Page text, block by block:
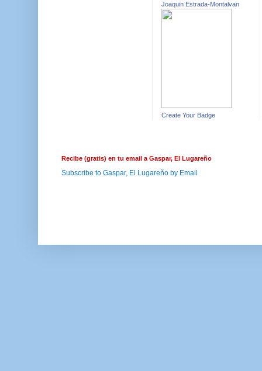
Joaquin Estrada-Montalvan
Create Your Badge
Recibe (gratis) en tu email a Gaspar, El Lugareño
Subscribe to Gaspar, El Lugareño by Email